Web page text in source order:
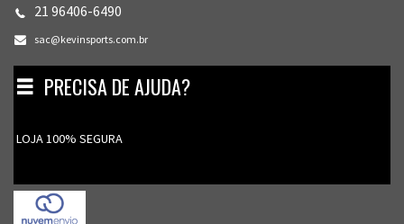
21 96406-6490
sac@kevinsports.com.br
TogglePRECISA DE AJUDA?
LOJA 100% SEGURA